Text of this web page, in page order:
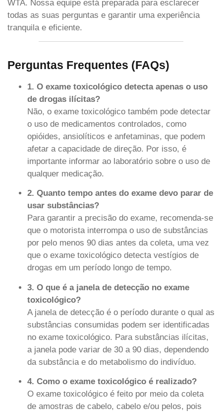
WTA. Nossa equipe está preparada para esclarecer
todas as suas perguntas e garantir uma experiência
tranquila e eficiente.
Perguntas Frequentes (FAQs)
1. O exame toxicológico detecta apenas o uso
de drogas ilícitas?
Não, o exame toxicológico também pode detectar
o uso de medicamentos controlados, como
opióides, ansiolíticos e anfetaminas, que podem
afetar a capacidade de direção. Por isso, é
importante informar ao laboratório sobre o uso de
qualquer medicação.
2. Quanto tempo antes do exame devo parar de
usar substâncias?
Para garantir a precisão do exame, recomenda-se
que o motorista interrompa o uso de substâncias
por pelo menos 90 dias antes da coleta, uma vez
que o exame toxicológico detecta vestígios de
drogas em um período longo de tempo.
3. O que é a janela de detecção no exame
toxicológico?
A janela de detecção é o período durante o qual as
substâncias consumidas podem ser identificadas
no exame toxicológico. Para substâncias ilícitas,
a janela pode variar de 30 a 90 dias, dependendo
da substância e do metabolismo do indivíduo.
4. Como o exame toxicológico é realizado?
O exame toxicológico é feito por meio da coleta
de amostras de cabelo, cabelo e/ou pelos, pois